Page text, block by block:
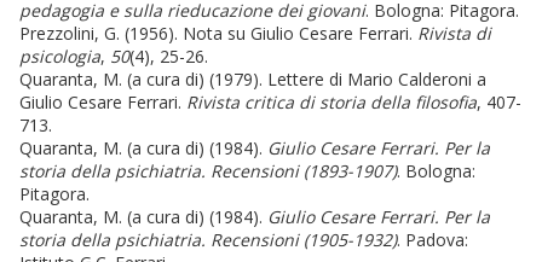
pedagogia e sulla rieducazione dei giovani. Bologna: Pitagora.
Prezzolini, G. (1956). Nota su Giulio Cesare Ferrari. Rivista di
psicologia, 50(4), 25-26.
Quaranta, M. (a cura di) (1979). Lettere di Mario Calderoni a
Giulio Cesare Ferrari. Rivista critica di storia della filosofia, 407-
713.
Quaranta, M. (a cura di) (1984). Giulio Cesare Ferrari. Per la
storia della psichiatria. Recensioni (1893-1907). Bologna:
Pitagora.
Quaranta, M. (a cura di) (1984). Giulio Cesare Ferrari. Per la
storia della psichiatria. Recensioni (1905-1932). Padova: